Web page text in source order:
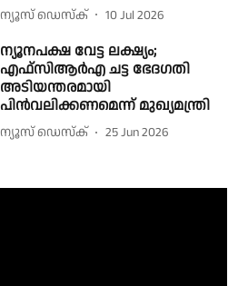
ന്യൂസ് ഡെസ്ക് 10 Jul 2026
ന്യൂനപക്ഷ വേട്ട ലക്ഷ്യം;
എഫ്‌സിആര്‍എ ചട്ട ഭേദഗതി
അടിയന്തരമായി
പിന്‍വലിക്കണമെന്ന് മുഖ്യമന്ത്രി
ന്യൂസ് ഡെസ്ക് 25 Jun 2026